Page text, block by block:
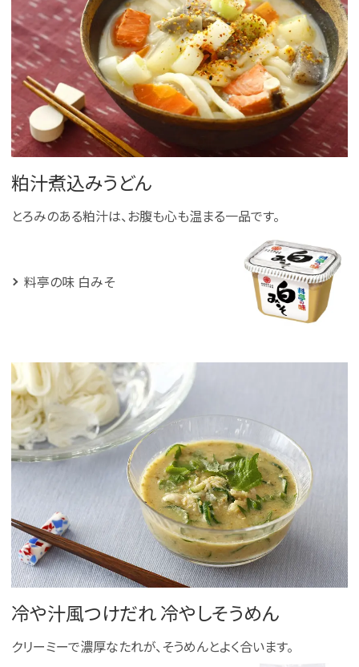
粕汁煮込みうどん
とろみのある粕汁は、お腹も心も温まる一品です。
料亭の味 白みそ
冷や汁風つけだれ 冷やしそうめん
クリーミーで濃厚なたれが、そうめんとよく合います。